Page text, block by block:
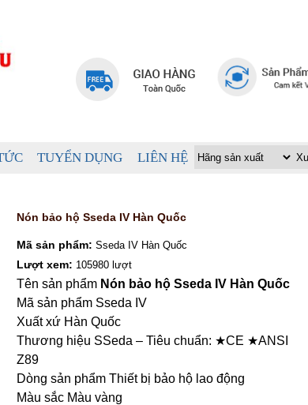
TUYỂN DỤNG LIÊN HỆ
Nón bảo hộ Sseda IV Hàn Quốc
Mã sản phẩm: Sseda IV Hàn Quốc
Lượt xem: 105980 lượt
Tên sản phẩm Nón bảo hộ Sseda IV Hàn Quốc
Mã sản phẩm Sseda IV
Xuất xứ Hàn Quốc
Thương hiệu SSeda – Tiêu chuẩn: ★CE ★ANSI
Z89
Dòng sản phẩm Thiết bị bảo hộ lao động
Màu sắc Màu vàng